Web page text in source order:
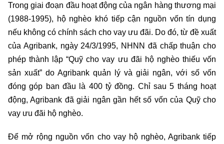
Trong giai đoạn đầu hoạt động của ngân hàng thương mại
(1988-1995), hộ nghèo khó tiếp cận nguồn vốn tín dụng
nếu không có chính sách cho vay ưu đãi. Do đó, từ đề xuất
của Agribank, ngày 24/3/1995, NHNN đã chấp thuận cho
phép thành lập “Quỹ cho vay ưu đãi hộ nghèo thiếu vốn
sản xuất” do Agribank quản lý và giải ngân, với số vốn
đóng góp ban đầu là 400 tỷ đồng. Chỉ sau 5 tháng hoạt
động, Agribank đã giải ngân gần hết số vốn của Quỹ cho
vay ưu đãi hộ nghèo.
Để mở rộng nguồn vốn cho vay hộ nghèo, Agribank tiếp